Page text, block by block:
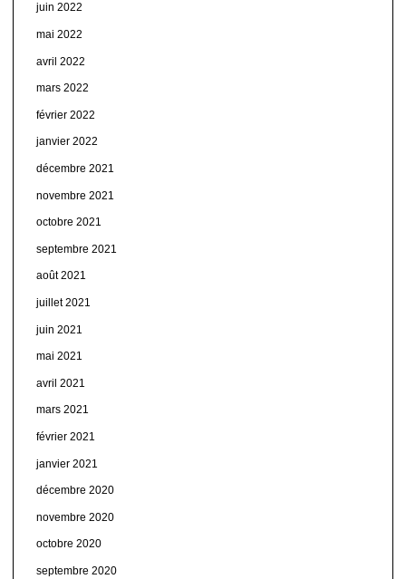
juin 2022
mai 2022
avril 2022
mars 2022
février 2022
janvier 2022
décembre 2021
novembre 2021
octobre 2021
septembre 2021
août 2021
juillet 2021
juin 2021
mai 2021
avril 2021
mars 2021
février 2021
janvier 2021
décembre 2020
novembre 2020
octobre 2020
septembre 2020